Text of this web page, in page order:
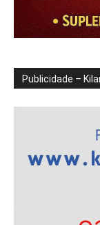
Publicidade –